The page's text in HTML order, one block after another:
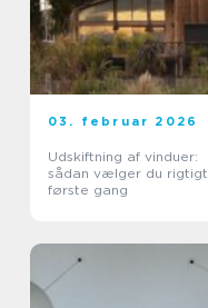
03. februar 2026
Udskiftning af vinduer:
sådan vælger du rigtigt
første gang